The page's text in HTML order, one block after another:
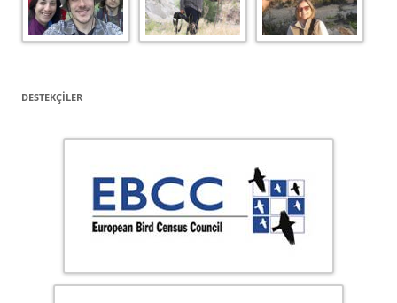
DESTEKÇILER